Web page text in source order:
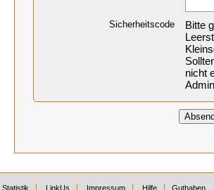
Sicherheitscode
Bitte
nicht
Statistik LinkUs Impressum Hilfe Guthaben